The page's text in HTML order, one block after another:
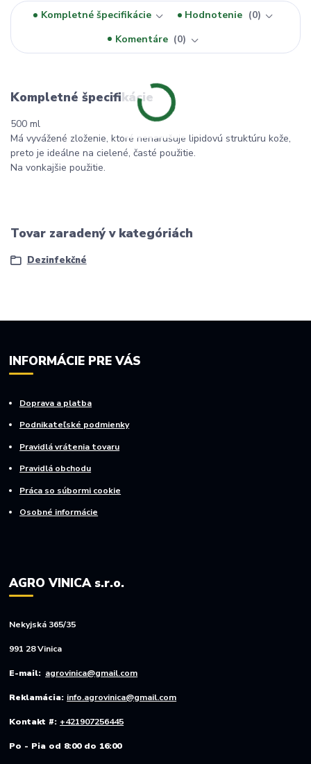
Kompletné špecifikácie Hodnotenie
0
Komentáre
0
Kompletné špecifikácie
500 ml
Má vyvážené zloženie, ktoré nenarušuje lipidovú struktúru kože,
preto je ideálne na cielené, časté použitie.
Na vonkajšie použitie.
Tovar zaradený v kategóriách
Dezinfekčné
INFORMÁCIE PRE VÁS
Doprava a platba
Podnikateľské podmienky
Pravidlá vrátenia tovaru
Pravidlá obchodu
Práca so súbormi cookie
Osobné informácie
AGRO VINICA s.r.o.
Nekyjská 365/35
991 28 Vinica
E-mail: agrovinica@gmail.com
Reklamácia: info.agrovinica@gmail.com
Kontakt #: +421907256445
Po - Pia od 8:00 do 16:00